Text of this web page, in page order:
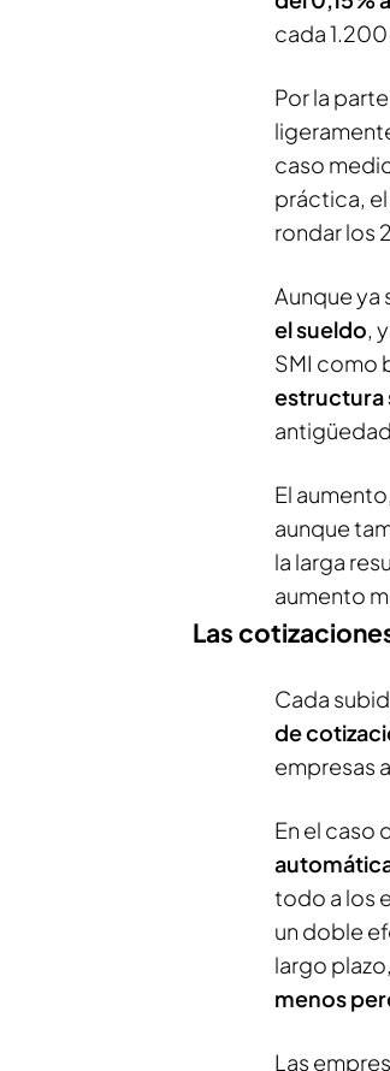
cada
Por la
caso
práctica,
rondar los
Aunque ya
el sueldo,
SMI como
estructura
El
aunque
la larga
aumento
Las
Cada
de
empresas
En el caso
todo a los
un doble
largo
menos
Las